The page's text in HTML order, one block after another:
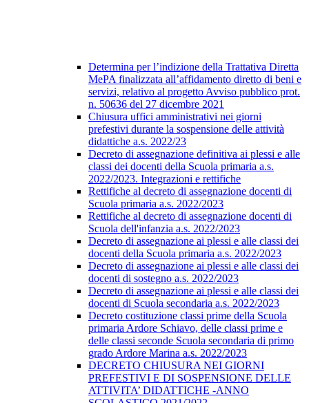
Determina per l’indizione della Trattativa Diretta
MePA finalizzata all’affidamento diretto di beni e
servizi, relativo al progetto Avviso pubblico prot.
n. 50636 del 27 dicembre 2021
Chiusura uffici amministrativi nei giorni
prefestivi durante la sospensione delle attività
didattiche a.s. 2022/23
Decreto di assegnazione definitiva ai plessi e alle
classi dei docenti della Scuola primaria a.s.
2022/2023. Integrazioni e rettifiche
Rettifiche al decreto di assegnazione docenti di
Scuola primaria a.s. 2022/2023
Rettifiche al decreto di assegnazione docenti di
Scuola dell'infanzia a.s. 2022/2023
Decreto di assegnazione ai plessi e alle classi dei
docenti della Scuola primaria a.s. 2022/2023
Decreto di assegnazione ai plessi e alle classi dei
docenti di sostegno a.s. 2022/2023
Decreto di assegnazione ai plessi e alle classi dei
docenti di Scuola secondaria a.s. 2022/2023
Decreto costituzione classi prime della Scuola
primaria Ardore Schiavo, delle classi prime e
delle classi seconde Scuola secondaria di primo
grado Ardore Marina a.s. 2022/2023
DECRETO CHIUSURA NEI GIORNI
PREFESTIVI E DI SOSPENSIONE DELLE
ATTIVITA’ DIDATTICHE -ANNO